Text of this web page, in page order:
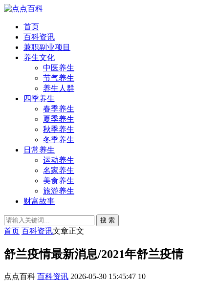
首页
百科资讯
兼职副业项目
养生文化
中医养生
节气养生
养生人群
四季养生
春季养生
夏季养生
秋季养生
冬季养生
日常养生
运动养生
名家养生
美食养生
旅游养生
财富故事
搜 索
首页 百科资讯文章正文
舒兰疫情最新消息/2021年舒兰疫情
点点百科 百科资讯 2026-05-30 15:45:47 10